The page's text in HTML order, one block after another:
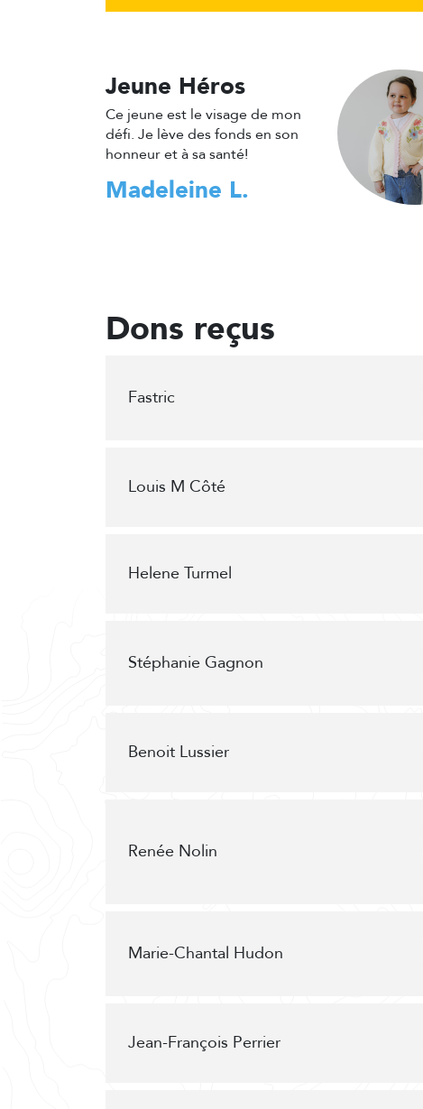
Jeune Héros
Ce jeune est le visage de mon
défi. Je lève des fonds en son
honneur et à sa santé!
Madeleine L.
Dons reçus
Fastric
Louis M Côté
Helene Turmel
Stéphanie Gagnon
Benoit Lussier
Renée Nolin
Marie-Chantal Hudon
Jean-François Perrier